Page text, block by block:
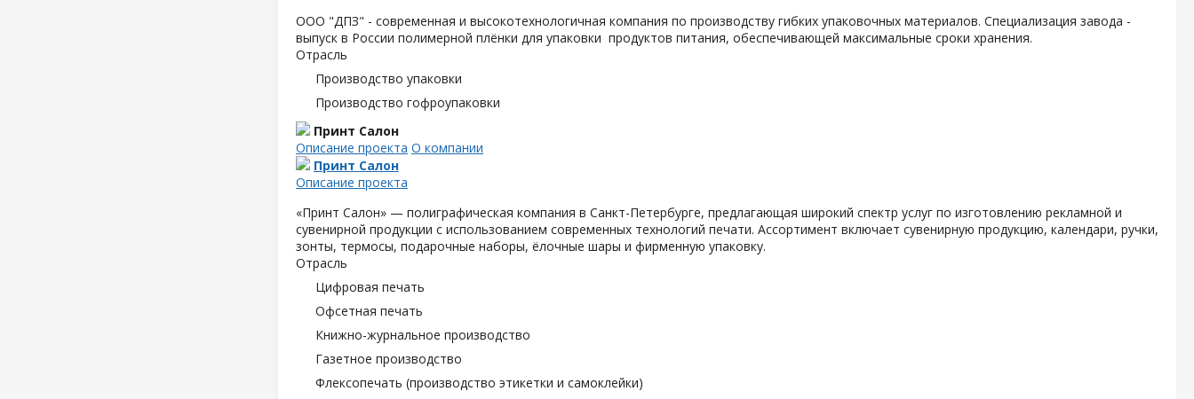
ООО "ДПЗ" - современная и высокотехнологичная компания по производству гибких упаковочных материалов. Специализация завода -
выпуск в России полимерной плёнки для упаковки продуктов питания, обеспечивающей максимальные сроки хранения.
Отрасль
Производство упаковки
Производство гофроупаковки
Принт Салон
Описание проекта О компании
Принт Салон
Описание проекта
«Принт Салон» — полиграфическая компания в Санкт-Петербурге, предлагающая широкий спектр услуг по изготовлению рекламной и
сувенирной продукции с использованием современных технологий печати. Ассортимент включает сувенирную продукцию, календари, ручки,
зонты, термосы, подарочные наборы, ёлочные шары и фирменную упаковку.
Отрасль
Цифровая печать
Офсетная печать
Книжно-журнальное производство
Газетное производство
Флексопечать (производство этикетки и самоклейки)